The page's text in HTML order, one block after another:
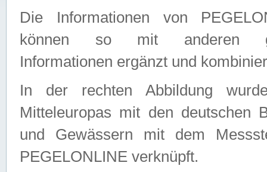
Die Informationen von
können so mit anderen
Informationen ergänzt und
In der rechten Abbildung
Mitteleuropas mit den deutschen
und Gewässern mit dem
PEGELONLINE verknüpft.